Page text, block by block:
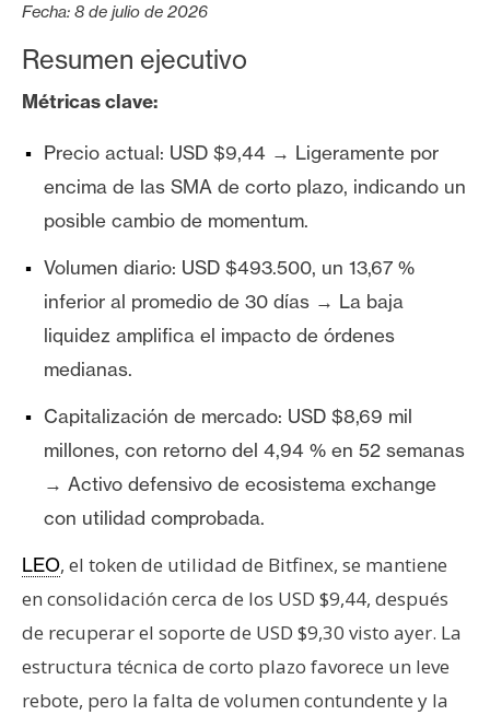
s
d
e
P
e
n
s
T
e
m
s
R
e
c
r
s
o
s
Fecha: 8 de julio de 2026
Resumen ejecutivo
Métricas clave:
Precio actual: USD $9,44 → Ligeramente por
encima de las SMA de corto plazo, indicando un
posible cambio de momentum.
Volumen diario: USD $493.500, un 13,67 %
inferior al promedio de 30 días → La baja
liquidez amplifica el impacto de órdenes
medianas.
Capitalización de mercado: USD $8,69 mil
millones, con retorno del 4,94 % en 52 semanas
→ Activo defensivo de ecosistema exchange
con utilidad comprobada.
LEO, el token de utilidad de Bitfinex, se mantiene
en consolidación cerca de los USD $9,44, después
de recuperar el soporte de USD $9,30 visto ayer. La
estructura técnica de corto plazo favorece un leve
rebote, pero la falta de volumen contundente y la